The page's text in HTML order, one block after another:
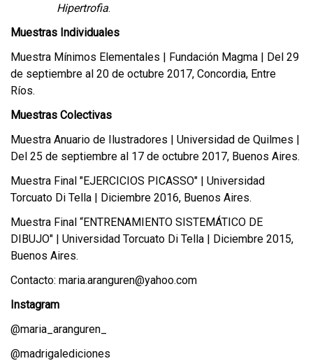
Hipertrofia.
Muestras Individuales
Muestra Mínimos Elementales | Fundación Magma | Del 29
de septiembre al 20 de octubre 2017, Concordia, Entre
Ríos.
Muestras Colectivas
Muestra Anuario de Ilustradores | Universidad de Quilmes |
Del 25 de septiembre al 17 de octubre 2017, Buenos Aires.
Muestra Final "EJERCICIOS PICASSO" | Universidad
Torcuato Di Tella | Diciembre 2016, Buenos Aires.
Muestra Final “ENTRENAMIENTO SISTEMÁTICO DE
DIBUJO" | Universidad Torcuato Di Tella | Diciembre 2015,
Buenos Aires.
Contacto: maria.aranguren@yahoo.com
Instagram
@maria_aranguren_
@madrigalediciones